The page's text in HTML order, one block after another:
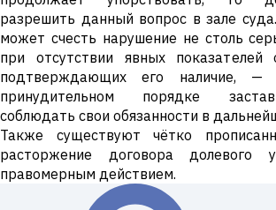
разрешить данный вопрос в зале
может счесть нарушение не столь
при отсутствии явных
подтверждающих его наличие, —
принудительном порядке
соблюдать свои обязанности в
Также существуют чётко
расторжение договора долевого
правомерным действием.